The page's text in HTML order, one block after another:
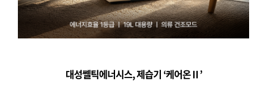
대성쎌틱에너시스,제습기 ‘케어온Ⅱ’